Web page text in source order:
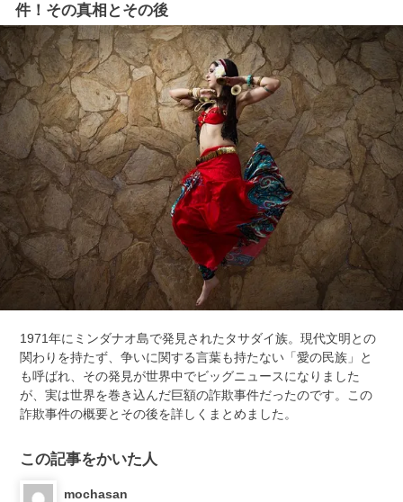
件！その真相とその後
1971年にミンダナオ島で発見されたタサダイ族。現代文明との
関わりを持たず、争いに関する言葉も持たない「愛の民族」と
も呼ばれ、その発見が世界中でビッグニュースになりました
が、実は世界を巻き込んだ巨額の詐欺事件だったのです。この
詐欺事件の概要とその後を詳しくまとめました。
この記事をかいた人
mochasan